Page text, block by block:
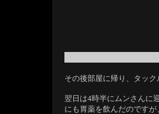
その後部屋に帰り、タッ
翌日は4時半にムンさんに
にも胃薬を飲んだのです